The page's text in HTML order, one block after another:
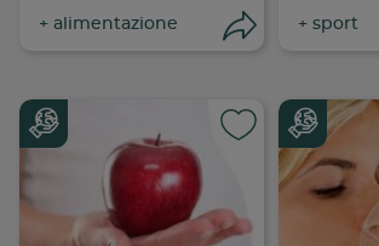
+ alimentazione + sport